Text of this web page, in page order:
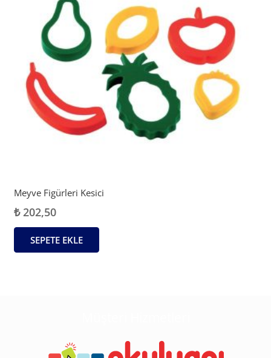
Meyve Figürleri Kesici
₺202,50
SEPETE EKLE